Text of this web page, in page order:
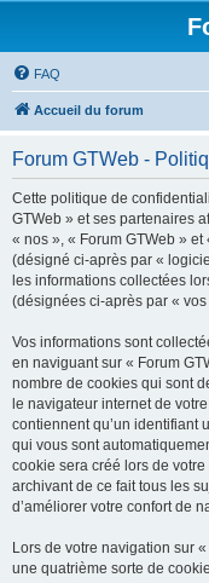
FAQ
Accueil du forum
Forum GTWeb -
Cette politique de
GTWeb » et ses partenaires
« nos », « Forum GTWeb »
(désigné ci-après par «
les informations collectées
(désignées ci-après par «
Vos informations sont
en naviguant sur « Forum
nombre de cookies qui sont
le navigateur internet de
contiennent qu’un identifiant
qui vous sont
cookie sera créé lors de
archivant de ce fait tous les
d’améliorer votre confort de
Lors de votre navigation sur
une quatrième sorte de